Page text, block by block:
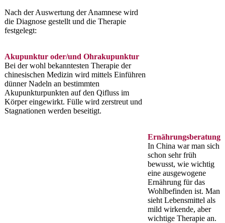
Nach der Auswertung der Anamnese wird
die Diagnose gestellt und die Therapie
festgelegt:
Akupunktur oder/und Ohrakupunktur
Bei der wohl bekanntesten Therapie der
chinesischen Medizin wird mittels Einführen
dünner Nadeln an bestimmten
Akupunkturpunkten auf den Qifluss im
Körper eingewirkt. Fülle wird zerstreut und
Stagnationen werden beseitigt.
Ernährungsberatung
In China war man sich
schon sehr früh
bewusst, wie wichtig
eine ausgewogene
Ernährung für das
Wohlbefinden ist. Man
sieht Lebensmittel als
mild wirkende, aber
wichtige Therapie an.